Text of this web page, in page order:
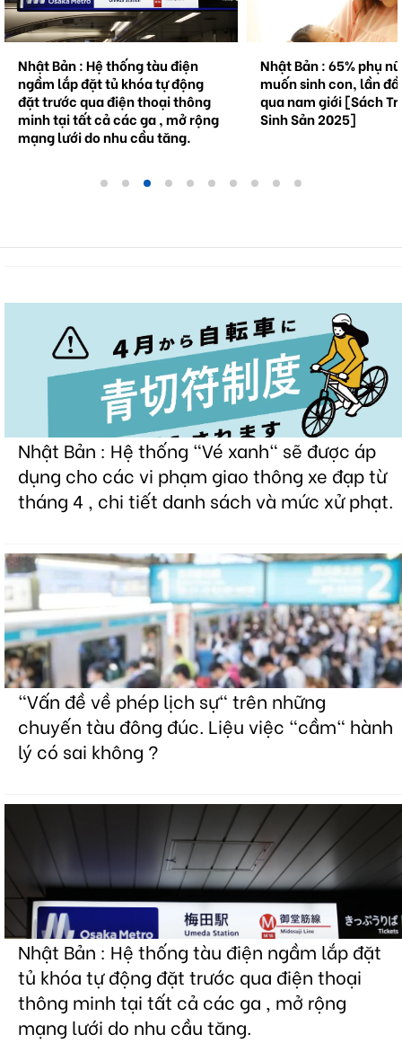
Nhật Bản : Hệ thống tàu điện
ngầm lắp đặt tủ khóa tự động
đặt trước qua điện thoại thông
minh tại tất cả các ga , mở rộng
mạng lưới do nhu cầu tăng.
Nhật Bản : 65% phụ
muốn sinh con, lần
qua nam giới [Sách
Sinh Sản 2025]
Nhật Bản : Hệ thống "Vé xanh" sẽ được áp
dụng cho các vi phạm giao thông xe đạp từ
tháng 4 , chi tiết danh sách và mức xử phạt.
"Vấn đề về phép lịch sự" trên những
chuyến tàu đông đúc. Liệu việc "cầm" hành
lý có sai không ?
Nhật Bản : Hệ thống tàu điện ngầm lắp đặt
tủ khóa tự động đặt trước qua điện thoại
thông minh tại tất cả các ga , mở rộng
mạng lưới do nhu cầu tăng.